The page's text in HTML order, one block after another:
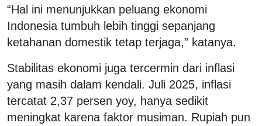
“Hal ini menunjukkan peluang ekonomi
Indonesia tumbuh lebih tinggi sepanjang
ketahanan domestik tetap terjaga,” katanya.
Stabilitas ekonomi juga tercermin dari inflasi
yang masih dalam kendali. Juli 2025, inflasi
tercatat 2,37 persen yoy, hanya sedikit
meningkat karena faktor musiman. Rupiah pun